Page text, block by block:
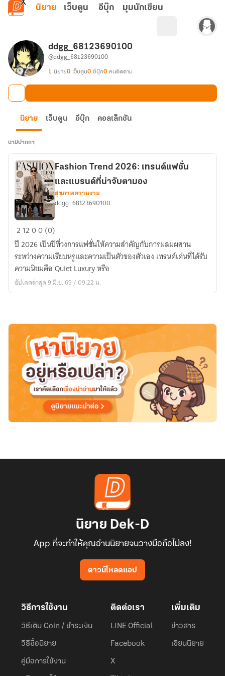
ข้ามไปยังเนื้อหาหลัก
นิยาย เว็บตูน อีบุ๊ก มุมนักเขียน
ddgg_68123690100
@ddgg_68123690100
1 นิยาย0 เว็บตูน0 อีบุ๊ก0 คนติดตาม
นิยาย เว็บตูน อีบุ๊ก คอลเล็กชัน
นามปากกา
Fashion
Trend
2026:
เท
รนด์
แฟชั่น
ที่
น่า
จับตา
มอง
Fashion Trend 2026: เทรนด์แฟชั่น
และแบรนด์ที่น่าจับตามอง
สุขภาพความงาม
ddgg_68123690100
2 1200 (0)
ปี 2026 เป็นปีที่วงการแฟชั่นให้ความสำคัญกับการผสมผสาน
ระหว่างความเรียบหรูและความเป็นตัวของตัวเอง เทรนด์เด่นที่ได้รับ
ความนิยมคือ Quiet Luxury หรือ
อัปเดตล่าสุด 9 มิ.ย. 69 / 09:22 น.
นิยาย Dek-D
App ที่จะทำให้คุณอ่านนิยายจนวางมือถือไม่ลง!
ดาวน์โหลดแอป
วิธีการใช้งาน
วิธีเติม Coin / ชำระเงิน
วิธีซื้อนิยาย
คู่มือการใช้งาน
ติดต่อเรา
LINE Official
Facebook
X
เพิ่มเติม
ข่าวสาร
เขียนนิยาย